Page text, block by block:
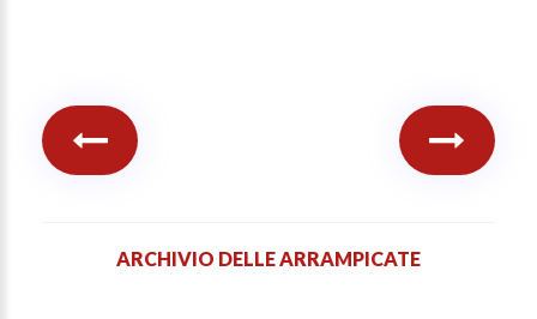
ARCHIVIO DELLE ARRAMPICATE